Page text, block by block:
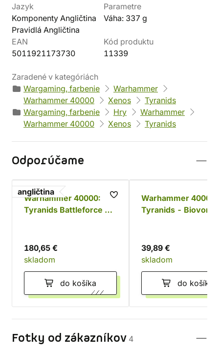
Jazyk
Komponenty Angličtina
Pravidlá Angličtina
Parametre
Váha: 337 g
EAN
5011921173730
Kód produktu
11339
Zaradené v kategóriách
Wargaming, farbenie
Warhammer
Warhammer 40000
Xenos
Tyranids
Wargaming, farbenie
Hry
Warhammer
Warhammer 40000
Xenos Tyranids
Odporúčame
angličtina
Warhammer 40000:
Tyranids Battleforce -
180,65 €
skladom
do košíka
Warhammer 40000:
Tyranids - Biovore
39,89 €
skladom
do košíka
Fotky od zákazníkov 4